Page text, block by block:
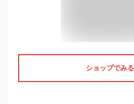
ショップでみる